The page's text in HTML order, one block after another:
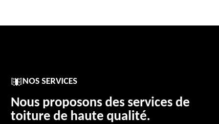
NOS SERVICES
Nous proposons des services de
toiture de haute qualité.